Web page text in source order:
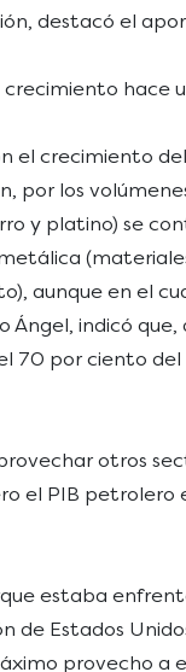
destacó el
hace
crecimiento
por los
y platino) se
aunque en el
indicó
70 por ciento del
otros
el PIB
estaba
Estados
provecho a